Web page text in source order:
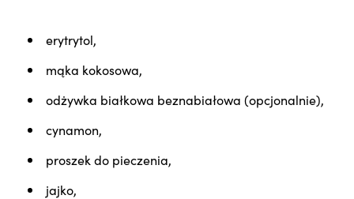
erytrytol,
mąka kokosowa,
odżywka białkowa beznabiałowa (opcjonalnie),
cynamon,
proszek do pieczenia,
jajko,